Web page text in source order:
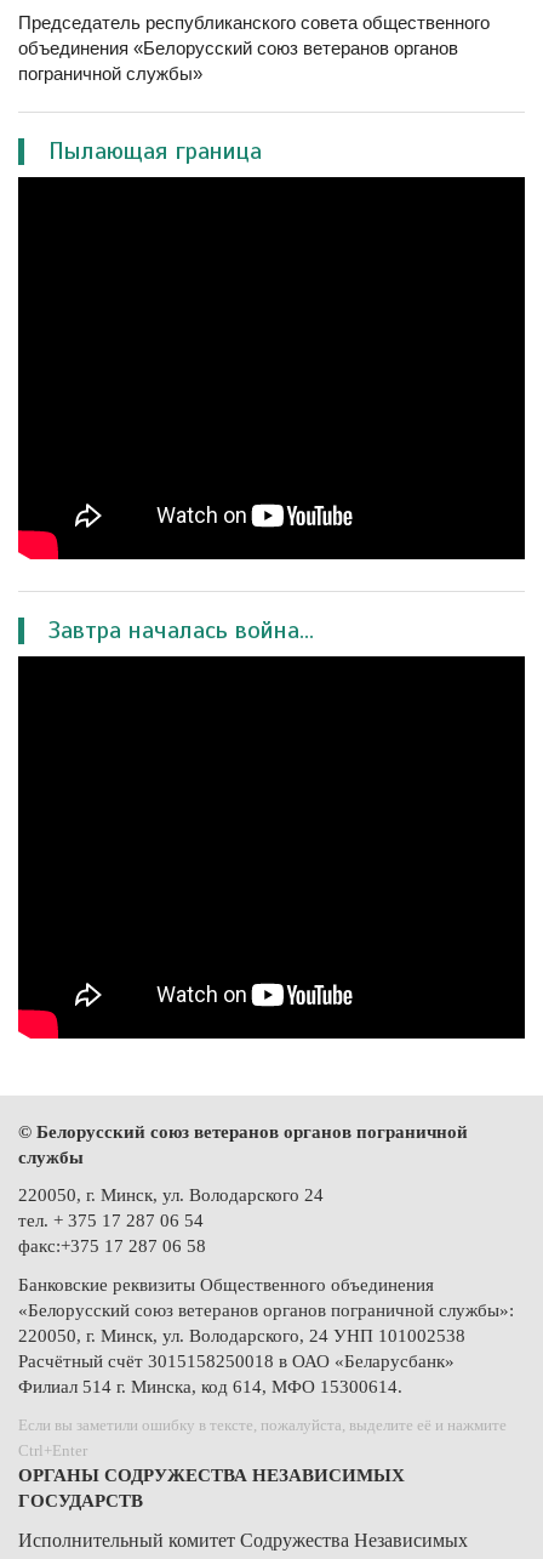
Председатель республиканского совета общественного
объединения «Белорусский союз ветеранов органов
пограничной службы»
Пылающая граница
Завтра началась война...
© Белорусский союз ветеранов органов пограничной
службы
220050, г. Минск, ул. Володарского 24
тел. + 375 17 287 06 54
факс:+375 17 287 06 58
Банковские реквизиты Общественного объединения
«Белорусский союз ветеранов органов пограничной службы»:
220050, г. Минск, ул. Володарского, 24 УНП 101002538
Расчётный счёт 3015158250018 в ОАО «Беларусбанк»
Филиал 514 г. Минска, код 614, МФО 15300614.
Если вы заметили ошибку в тексте, пожалуйста, выделите её и нажмите
Ctrl+Enter
ОРГАНЫ СОДРУЖЕСТВА НЕЗАВИСИМЫХ
ГОСУДАРСТВ
Исполнительный комитет Содружества Независимых